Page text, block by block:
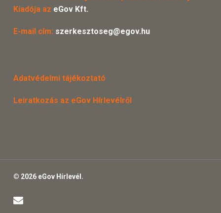
Kiadója az eGov Kft.
E-mail cím: szerkesztoseg@egov.hu
Adatvédelmi tájékoztató
Leiratkozás az eGov Hírlevélről
© 2026 eGov Hírlevél.
email